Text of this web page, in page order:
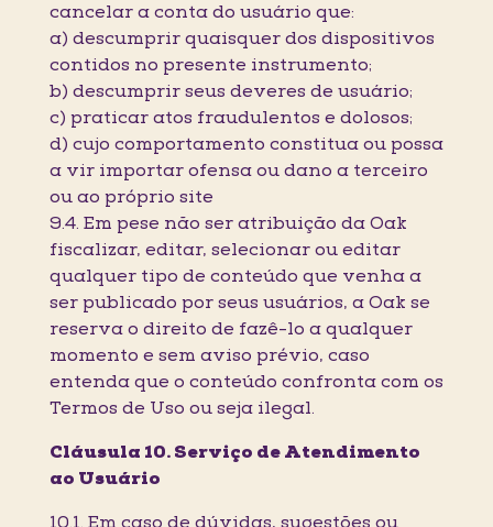
cancelar a conta do usuário que:
a) descumprir quaisquer dos dispositivos
contidos no presente instrumento;
b) descumprir seus deveres de usuário;
c) praticar atos fraudulentos e dolosos;
d) cujo comportamento constitua ou possa
a vir importar ofensa ou dano a terceiro
ou ao próprio site
9.4. Em pese não ser atribuição da Oak
fiscalizar, editar, selecionar ou editar
qualquer tipo de conteúdo que venha a
ser publicado por seus usuários, a Oak se
reserva o direito de fazê-lo a qualquer
momento e sem aviso prévio, caso
entenda que o conteúdo confronta com os
Termos de Uso ou seja ilegal.
Cláusula 10. Serviço de Atendimento
ao Usuário